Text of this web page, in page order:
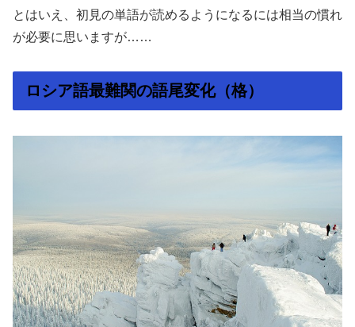
とはいえ、初見の単語が読めるようになるには相当の慣れ
が必要に思いますが……
ロシア語最難関の語尾変化（格）